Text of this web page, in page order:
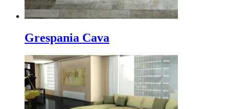
Grespania Cava